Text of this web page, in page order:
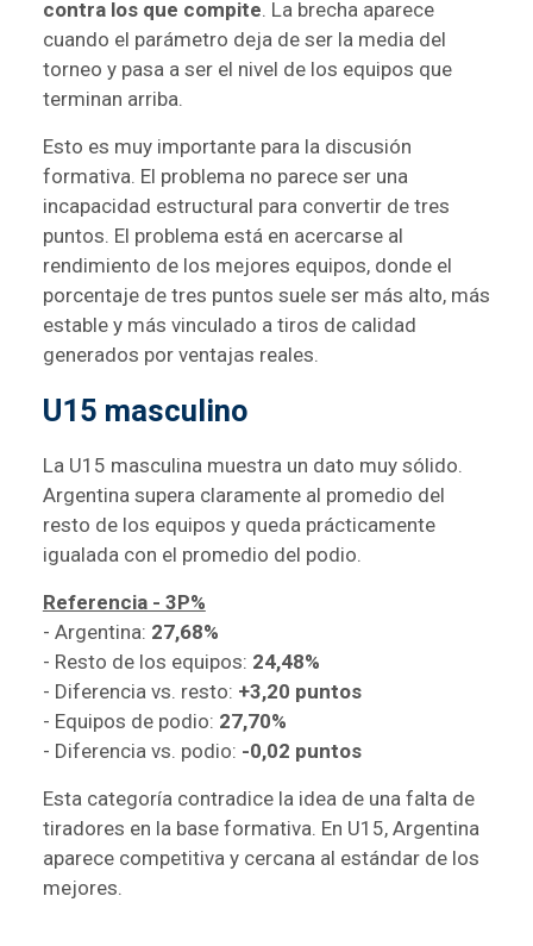
contra los que compite. La brecha aparece
cuando el parámetro deja de ser la media del
torneo y pasa a ser el nivel de los equipos que
terminan arriba.
Esto es muy importante para la discusión
formativa. El problema no parece ser una
incapacidad estructural para convertir de tres
puntos. El problema está en acercarse al
rendimiento de los mejores equipos, donde el
porcentaje de tres puntos suele ser más alto, más
estable y más vinculado a tiros de calidad
generados por ventajas reales.
U15 masculino
La U15 masculina muestra un dato muy sólido.
Argentina supera claramente al promedio del
resto de los equipos y queda prácticamente
igualada con el promedio del podio.
Referencia - 3P%
- Argentina: 27,68%
- Resto de los equipos: 24,48%
- Diferencia vs. resto: +3,20 puntos
- Equipos de podio: 27,70%
- Diferencia vs. podio: -0,02 puntos
Esta categoría contradice la idea de una falta de
tiradores en la base formativa. En U15, Argentina
aparece competitiva y cercana al estándar de los
mejores.